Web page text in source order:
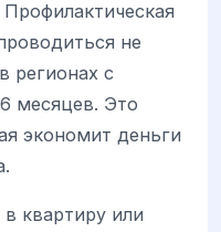
не
регионах с
месяцев. Это
экономит деньги
квартиру или